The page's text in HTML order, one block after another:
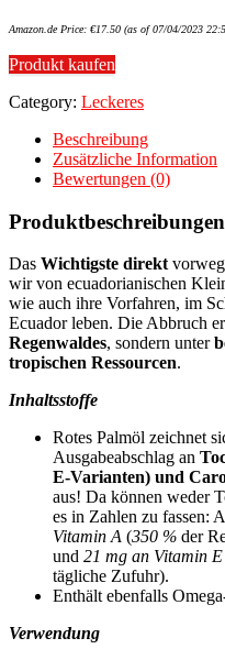
Amazon.de Price: €17.50 (as of 07/04/2023
Produkt kaufen
Category: Leckeres
Beschreibung
Zusätzliche Information
Bewertungen (0)
Produktbeschreibungen
Das Wichtigste direkt
wir von ecuadorianischen
wie auch ihre Vorfahren, im
Ecuador leben. Die Abbruch
Regenwaldes, sondern unter
tropischen Ressourcen.
Inhaltsstoffe
Rotes Palmöl zeichnet
Ausgabeabschlag an
E-Varianten) und
aus! Da können weder
es in Zahlen zu fassen:
Vitamin A (350 % der
und 21 mg an Vitamin E
tägliche Zufuhr).
Enthält ebenfalls
Verwendung